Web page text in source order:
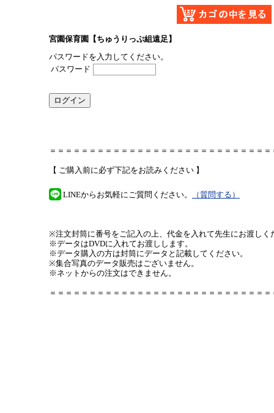
宮園保育園【ちゅうりっぷ組遠足】
パスワードを入力してください。
パスワード
＝＝＝＝＝＝＝＝＝＝＝＝＝＝＝＝＝＝＝＝＝＝＝＝＝＝＝
【 ご購入前に必ず下記をお読みください 】
LINEからお気軽にご質問ください。 （質問する）
※注文封筒に番号をご記入の上、代金を入れて先生にお渡しく
※データはDVDに入れてお渡しします。
※データ購入の方は封筒にデータと記載してください。
※集合写真のデータ販売はございません。
※ネットからの注文はできません。
＝＝＝＝＝＝＝＝＝＝＝＝＝＝＝＝＝＝＝＝＝＝＝＝＝＝＝